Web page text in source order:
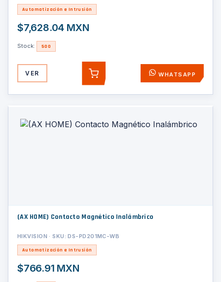
Automatización e Intrusión
$7,628.04 MXN
Stock: 500
VER AGREGAR WHATSAPP
(AX HOME) Contacto Magnético Inalámbrico
HIKVISION · SKU: DS-PD201MC-WB
Automatización e Intrusión
$766.91 MXN